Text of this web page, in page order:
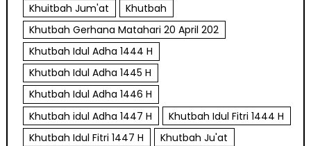
Khuitbah Jum'at
Khutbah
Khutbah Gerhana Matahari 20 April 202
Khutbah Idul Adha 1444 H
Khutbah Idul Adha 1445 H
Khutbah Idul Adha 1446 H
Khutbah idul Adha 1447 H
Khutbah Idul Fitri 1444 H
Khutbah Idul Fitri 1447 H
Khutbah Ju'at